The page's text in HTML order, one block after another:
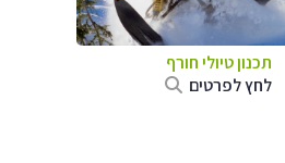
תכנון טיולי חורף
לחץ לפרטים